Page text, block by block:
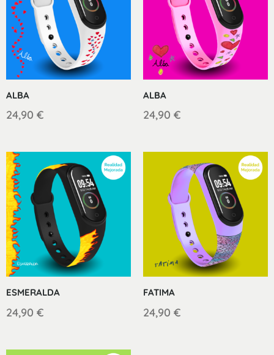
ALBA
24,90 €
ALBA
24,90 €
ESMERALDA
24,90 €
FATIMA
24,90 €